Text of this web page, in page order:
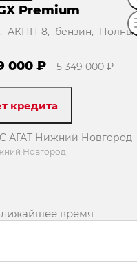
Premium
АКПП-8, бензин,
000 ₽ 5 349 000 ₽
кредита
АГАТ Нижний Новгород
Новгород
время